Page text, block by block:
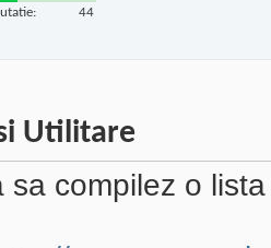
44
Utilitare
sa compilez o